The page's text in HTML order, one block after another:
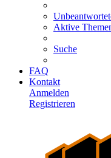
Aktive
Suche
FAQ
Kontakt
Anmelden
Registrieren